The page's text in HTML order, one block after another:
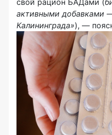
активными добавками
Калининграда»), —